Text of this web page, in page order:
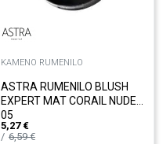
KAMENO RUMENILO
ASTRA RUMENILO BLUSH
EXPERT MAT CORAIL NUDE
05
5,27 €
6,59€